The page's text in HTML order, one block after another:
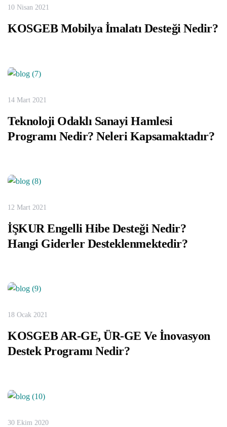
KOSGEB Mobilya İmalatı Desteği Nedir?
10 Nisan 2021
Teknoloji Odaklı Sanayi Hamlesi
Programı Nedir? Neleri Kapsamaktadır?
14 Mart 2021
İŞKUR Engelli Hibe Desteği Nedir?
Hangi Giderler Desteklenmektedir?
12 Mart 2021
KOSGEB AR-GE, ÜR-GE Ve İnovasyon
Destek Programı Nedir?
18 Ocak 2021
30 Ekim 2020